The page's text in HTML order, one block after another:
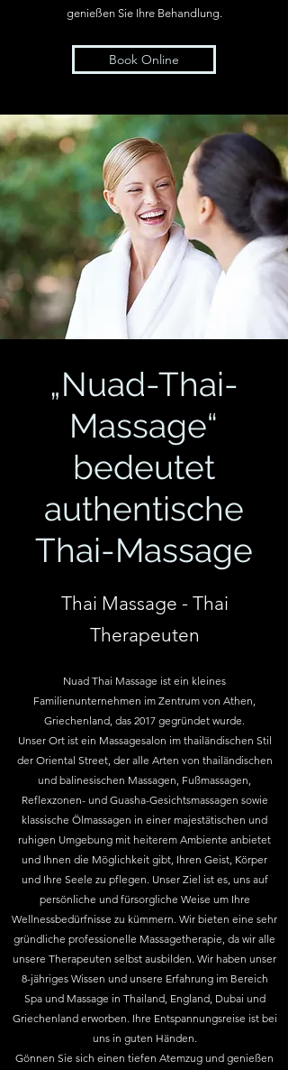
genießen Sie Ihre Behandlung.
Book Online
„Nuad-Thai-
Massage“
bedeutet
authentische
Thai-Massage
Thai Massage - Thai
Therapeuten
Nuad Thai Massage ist ein kleines
Familienunternehmen im Zentrum von Athen,
Griechenland, das 2017 gegründet wurde.
Unser Ort ist ein Massagesalon im thailändischen Stil
der Oriental Street, der alle Arten von thailändischen
und balinesischen Massagen, Fußmassagen,
Reflexzonen- und Guasha-Gesichtsmassagen sowie
klassische Ölmassagen in einer majestätischen und
ruhigen Umgebung mit heiterem Ambiente anbietet
und Ihnen die Möglichkeit gibt, Ihren Geist, Körper
und Ihre Seele zu pflegen. Unser Ziel ist es, uns auf
persönliche und fürsorgliche Weise um Ihre
Wellnessbedürfnisse zu kümmern. Wir bieten eine sehr
gründliche professionelle Massagetherapie, da wir alle
unsere Therapeuten selbst ausbilden. Wir haben unser
8-jähriges Wissen und unsere Erfahrung im Bereich
Spa und Massage in Thailand, England, Dubai und
Griechenland erworben. Ihre Entspannungsreise ist bei
uns in guten Händen.
Gönnen Sie sich einen tiefen Atemzug und genießen